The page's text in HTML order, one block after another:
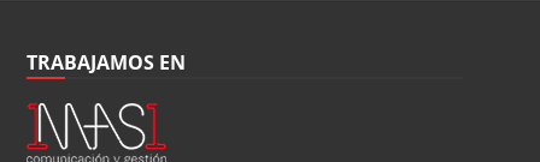
TRABAJAMOS EN